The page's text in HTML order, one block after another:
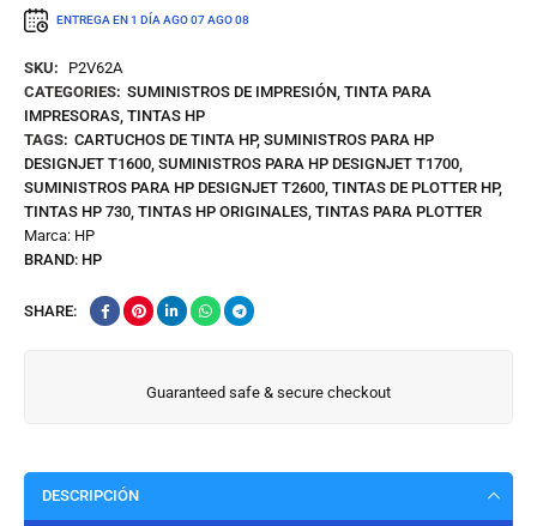
ENTREGA EN 1 DÍA AGO 07AGO 08
SKU:
P2V62A
CATEGORIES: SUMINISTROS DE IMPRESIÓN, TINTA PARA
IMPRESORAS, TINTAS HP
TAGS: CARTUCHOS DE TINTA HP, SUMINISTROS PARA HP
DESIGNJET T1600, SUMINISTROS PARA HP DESIGNJET T1700,
SUMINISTROS PARA HP DESIGNJET T2600, TINTAS DE PLOTTER HP,
TINTAS HP 730, TINTAS HP ORIGINALES, TINTAS PARA PLOTTER
Marca: HP
BRAND: HP
SHARE:
Guaranteed safe & secure checkout
DESCRIPCIÓN